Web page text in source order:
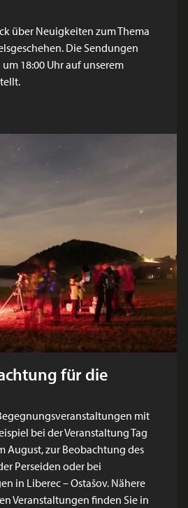
über Neuigkeiten zum Thema
Die Sendungen
18:00 Uhr auf unserem
für die
mit
bei der Veranstaltung Tag
August, zur Beobachtung des
Perseiden oder bei
in Liberec – Ostašov. Nähere
Veranstaltungen finden Sie in